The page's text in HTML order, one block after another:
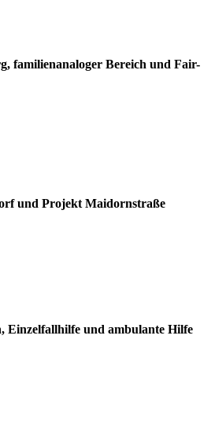
familienanaloger Bereich und Fair-
und Projekt Maidornstraße
Einzelfallhilfe und ambulante Hilfe